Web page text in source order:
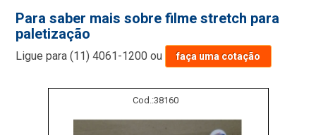
Para saber mais sobre filme stretch para
paletização
Ligue para(11) 4061-1200 ou faça uma cotação
Cod.:38160